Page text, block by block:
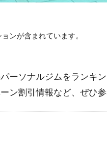
ンが含まれています。
ーソナルジムをランキ
ン割引情報など、ぜひ